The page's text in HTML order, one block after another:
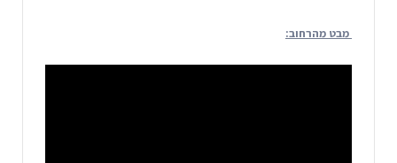
מבט מהרחוב: